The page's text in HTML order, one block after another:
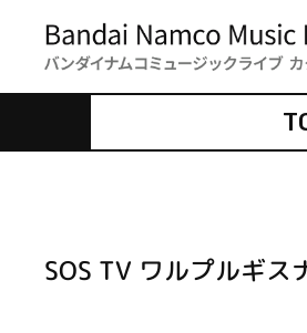
SOS TV ワルプルギス